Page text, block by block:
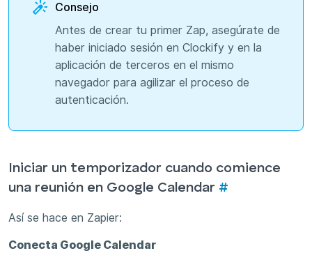
Consejo
Antes de crear tu primer Zap, asegúrate de
haber iniciado sesión en Clockify y en la
aplicación de terceros en el mismo
navegador para agilizar el proceso de
autenticación.
Iniciar un temporizador cuando comience
una reunión en Google Calendar #
Así se hace en Zapier:
Conecta Google Calendar